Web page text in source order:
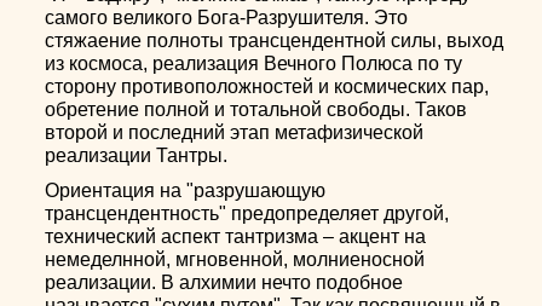
самого великого Бога-Разрушителя. Это
стяжаение полноты трансцендентной силы, выход
из космоса, реализация Вечного Полюса по ту
сторону противоположностей и космических пар,
обретение полной и тотальной свободы. Таков
второй и последний этап метафизической
реализации Тантры.
Ориентация на "разрушающую
трансцендентность" предопределяет другой,
технический аспект тантризма – акцент на
немеделнной, мгновенной, молниеносной
реализации. В алхимии нечто подобное